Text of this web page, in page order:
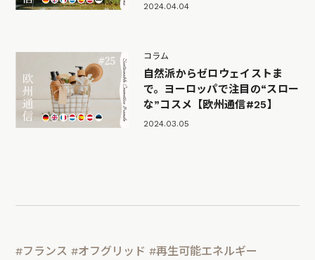
2024.04.04
コラム
自然派からゼロウェイストま
で。ヨーロッパで注目の“スロー
な”コスメ【欧州通信#25】
2024.03.05
#フランス #オフグリッド #再生可能エネルギー